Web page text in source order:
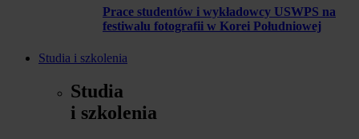
Prace studentów i wykładowcy USWPS na
festiwalu fotografii w Korei Południowej
Studia i szkolenia
Studia
i szkolenia